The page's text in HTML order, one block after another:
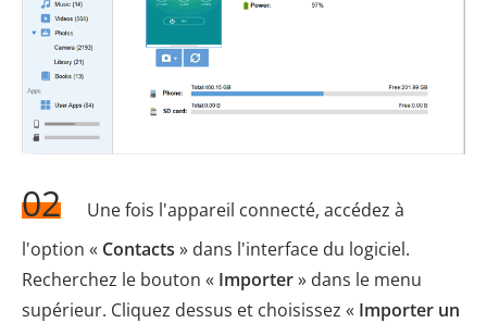
02
Une fois l'appareil connecté, accédez à
l'option « Contacts » dans l'interface du logiciel.
Recherchez le bouton « Importer» dans le menu
supérieur. Cliquez dessus et choisissez « Importer un